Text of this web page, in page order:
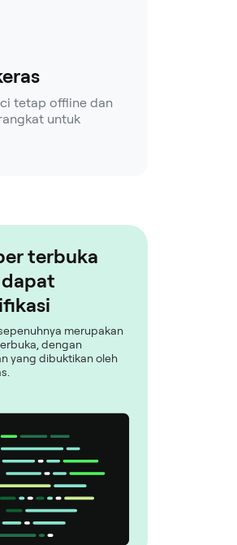
tetap offline dan
untuk
terbuka
merupakan
dengan
yang dibuktikan oleh